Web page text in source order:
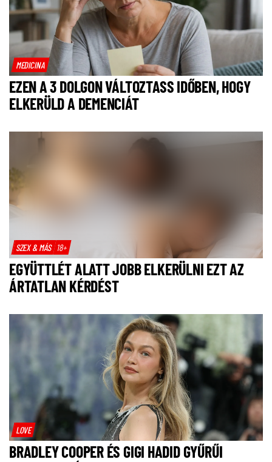
MEDICINA
EZEN A 3 DOLGON VÁLTOZTASS IDŐBEN, HOGY
ELKERÜLD A DEMENCIÁT
SZEX & MÁS 18+
EGYÜTTLÉT ALATT JOBB ELKERÜLNI EZT AZ
ÁRTATLAN KÉRDÉST
LOVE
BRADLEY COOPER ÉS GIGI HADID GYŰRŰI